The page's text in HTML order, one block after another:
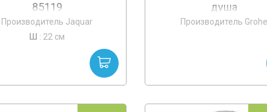
85119
Производитель Jaquar
Ш : 22 см
душа
Производитель Grohe